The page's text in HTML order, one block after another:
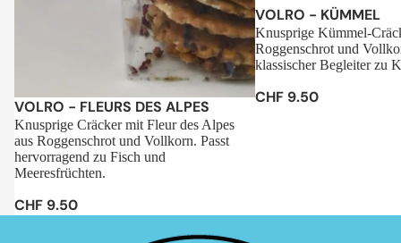
Sale
VOLRO - FLEURS DES ALPES
Knusprige Cräcker mit Fleur des Alpes
aus Roggenschrot und Vollkorn. Passt
hervorragend zu Fisch und
Meeresfrüchten.
CHF 9.50
VOLRO - KÜMMEL
Knusprige Kümmel-
Roggenschrot und
klassischer Begleiter zu
CHF 9.50